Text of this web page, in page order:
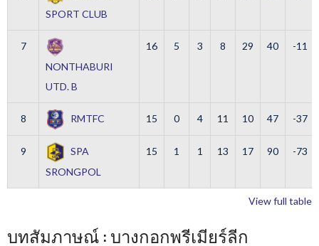
SPORT CLUB
7
NONTHABURI
UTD. B
16 5 3 8 29 40 -11
8 RMTFC 15 0 4 11 10 47 -37
9
SPA
SRONGPOL
15 1 1 13 17 90 -73
View full table
บทสัมภาษณ์ : บางกอกพรีเมียร์ลีก